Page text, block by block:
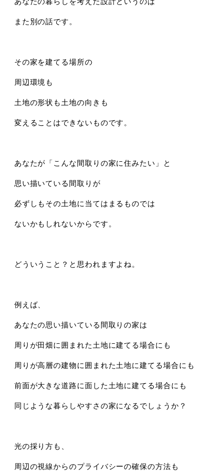
また別の話です。
その家を建てる場所の
周辺環境も
土地の形状も土地の向きも
変えることはできないものです。
あなたが「こんな間取りの家に住みたい」と
思い描いている間取りが
必ずしもその土地に当てはまるものでは
ないかもしれないからです。
どういうこと？と思われますよね。
例えば、
あなたの思い描いている間取りの家は
周りが田畑に囲まれた土地に建てる場合にも
周りが高層の建物に囲まれた土地に建てる場合にも
前面が大きな道路に面した土地に建てる場合にも
同じような暮らしやすさの家になるでしょうか？
光の採り方も、
周辺の視線からのプライバシーの確保の方法も